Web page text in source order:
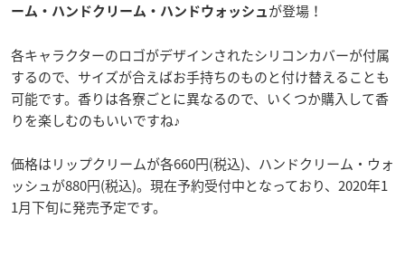
ーム・ハンドクリーム・ハンドウォッシュ が登場！
各キャラクターのロゴがデザインされたシリコンカバーが付属
するので、サイズが合えばお手持ちのものと付け替えることも
可能です。香りは各寮ごとに異なるので、いくつか購入して香
りを楽しむのもいいですね♪
価格はリップクリームが各660円(税込)、ハンドクリーム・ウォ
ッシュが880円(税込)。現在予約受付中となっており、2020年1
1月下旬に発売予定です。